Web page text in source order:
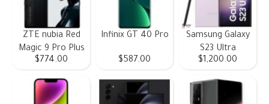
Samsung Galaxy
S23 Ultra
$1,200.00
Infinix GT 40 Pro
$587.00
ZTE nubia Red
Magic 9 Pro Plus
$774.00